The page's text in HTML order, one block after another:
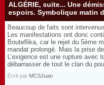
ALGÉRIE, suite... Une
espoirs. Symbolique matin
Beaucoup de faits sont
Les manifestations ont donc
Bouteflika, car le rejet du 5ème
mandat prolongé. Mais la prise
L’exigence est une rupture avec
débarrasser de tout le clan du
Écrit par MCSJuan